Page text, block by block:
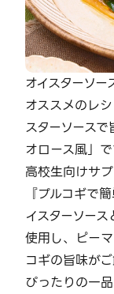
オイスターソ
オススメのレ
スターソース
オロース風」で
高校生向けサ
『プルコギで
イスターソー
使用し、ピー
コギの旨味が
ぴったりの一